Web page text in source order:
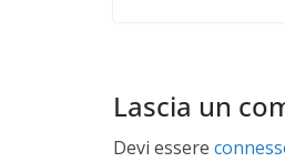
Lascia un
Devi essere